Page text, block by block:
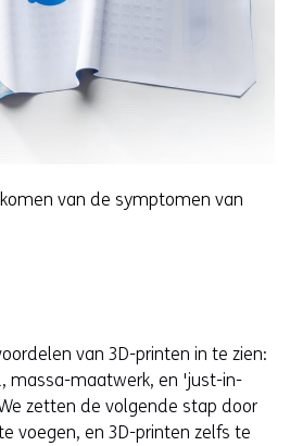
van de symptomen van
van 3D-printen in te zien:
massa-maatwerk, en 'just-in-
zetten de volgende stap door
voegen, en 3D-printen zelfs te